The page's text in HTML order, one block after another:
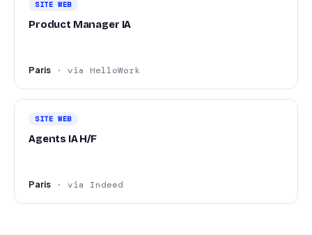
SITE WEB
Product Manager IA
Paris · via HelloWork
SITE WEB
Agents IA H/F
Paris · via Indeed